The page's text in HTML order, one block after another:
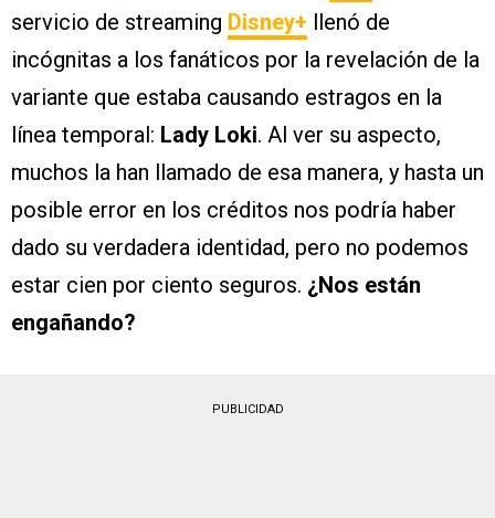
servicio de streaming Disney+ llenó de
incógnitas a los fanáticos por la revelación de la
variante que estaba causando estragos en la
línea temporal: Lady Loki. Al ver su aspecto,
muchos la han llamado de esa manera, y hasta un
posible error en los créditos nos podría haber
dado su verdadera identidad, pero no podemos
estar cien por ciento seguros. ¿Nos están
engañando?
PUBLICIDAD